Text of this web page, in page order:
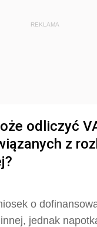
REKLAMA
odliczyć
z
o
jednak